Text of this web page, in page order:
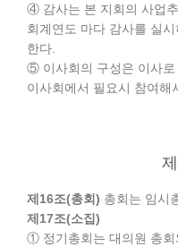
④ 감사는 본 지회의 사업
회계연도 마다 감사를 실
한다.
⑤ 이사회의 구성은 이사로
이사회에서 필요시 참여해
제16조(총회) 총회는 임시
제17조(소집)
① 정기총회는 대의원 총회